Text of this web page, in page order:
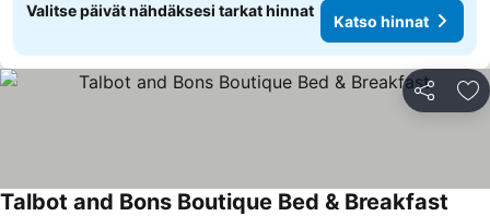
Valitse päivät nähdäksesi tarkat hinnat
Katso hinnat
Jaa
Talbot and Bons Boutique Bed & Breakfast